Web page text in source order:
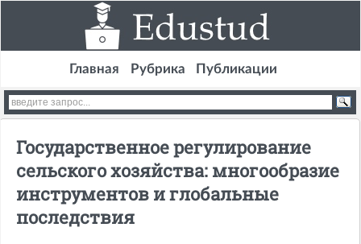
Главная Рубрика Публикации
Государственное регулирование
сельского хозяйства: многообразие
инструментов и глобальные
последствия